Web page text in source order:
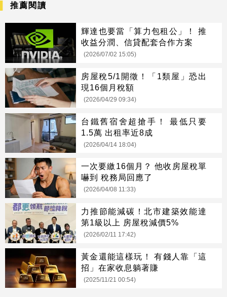
推薦閱讀
輝達也要當「算力包租公」！ 推
收益分潤、信貸配套合作方案
(2026/07/02 15:05)
房屋稅5/1開徵！「1類屋」恐出
現16個月稅額
(2026/04/29 09:34)
台鐵舊宿舍超搶手！ 最低只要
1.5萬 出租率近8成
(2026/04/14 18:04)
一次要繳16個月？ 他收房屋稅單
嚇到 稅務局回應了
(2026/04/08 11:33)
力推節能減碳！北市建築效能達
第1級以上 房屋稅減價5%
(2026/02/11 17:42)
黃金還能這樣玩！ 有錢人靠「這
招」在家收息躺著賺
(2025/11/21 00:54)